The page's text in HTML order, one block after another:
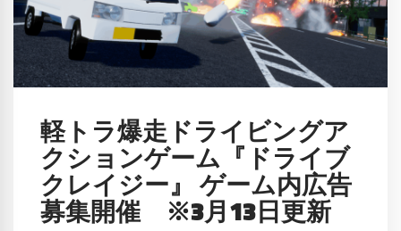
軽トラ爆走ドライビングア
クションゲーム『ドライブ
クレイジー』 ゲーム内広告
募集開催 ※3月13日更新